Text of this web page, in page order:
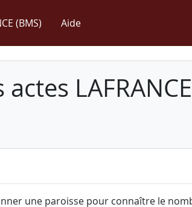
(BMS) Aide
une paroisse pour connaître le